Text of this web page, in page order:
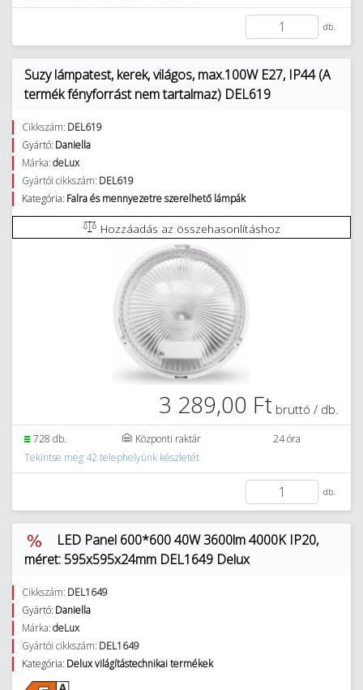
db.
Suzy lámpatest, kerek, világos, max.100W E27, IP44 (A
termék fényforrást nem tartalmaz) DEL619
Cikkszám: DEL619
Gyártó: Daniella
Márka:deLux
Gyártói cikkszám: DEL619
Kategória: Falra és mennyezetre szerelhető lámpák
Hozzáadás az összehasonlításhoz
3 289,00 Ft bruttó / db.
728 db. Központi raktár
24 óra
Tekintse meg 42 telephelyünk készletét
db.
LED Panel 600*600 40W 3600lm 4000K IP20,
méret: 595x595x24mm DEL1649 Delux
Cikkszám: DEL1649
Gyártó: Daniella
Márka:deLux
Gyártói cikkszám: DEL1649
Kategória: Delux világítástechnikai termékek